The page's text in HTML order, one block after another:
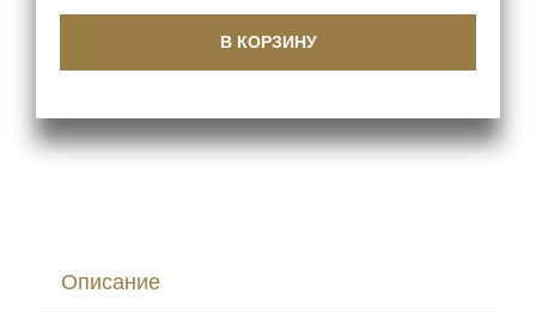
товара
157-
В КОРЗИНУ
Описание